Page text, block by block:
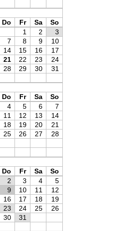
Do Fr Sa
So
1 2
3
7 8 9
10
14 15 16
17
21 22 23
24
28 29 30 31
Do Fr Sa
So
4 5 6
7
11 12 13
14
18 19 20
21
25 26 27
28
Do Fr Sa
So
2 3 4
5
9 10 11
12
16 17 18
19
23 24 25
26
30 31